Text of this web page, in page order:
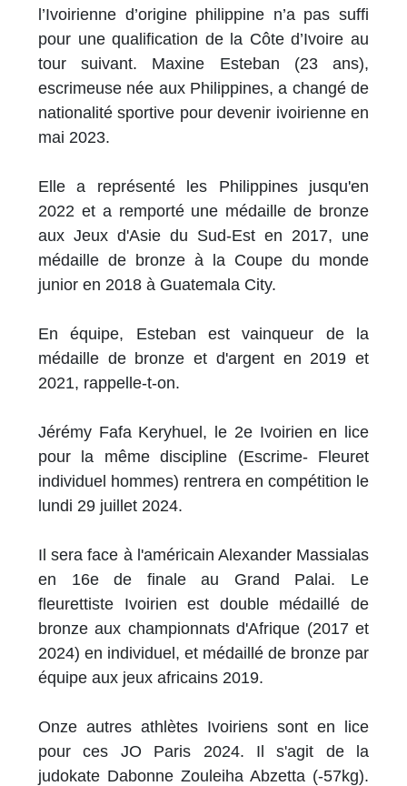
l’Ivoirienne d’origine philippine n’a pas suffi
pour une qualification de la Côte d’Ivoire au
tour suivant. Maxine Esteban (23 ans),
escrimeuse née aux Philippines, a changé de
nationalité sportive pour devenir ivoirienne en
mai 2023.
Elle a représenté les Philippines jusqu'en
2022 et a remporté une médaille de bronze
aux Jeux d'Asie du Sud-Est en 2017, une
médaille de bronze à la Coupe du monde
junior en 2018 à Guatemala City.
En équipe, Esteban est vainqueur de la
médaille de bronze et d'argent en 2019 et
2021, rappelle-t-on.
Jérémy Fafa Keryhuel, le 2e Ivoirien en lice
pour la même discipline (Escrime- Fleuret
individuel hommes) rentrera en compétition le
lundi 29 juillet 2024.
Il sera face à l'américain Alexander Massialas
en 16e de finale au Grand Palai. Le
fleurettiste Ivoirien est double médaillé de
bronze aux championnats d'Afrique (2017 et
2024) en individuel, et médaillé de bronze par
équipe aux jeux africains 2019.
Onze autres athlètes Ivoiriens sont en lice
pour ces JO Paris 2024. Il s'agit de la
judokate Dabonne Zouleiha Abzetta (-57kg).